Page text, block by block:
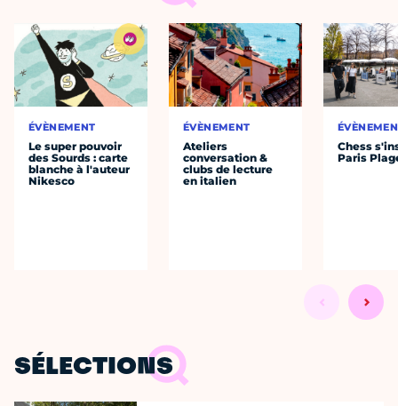
ÉVÈNEMENT
Le super pouvoir
des Sourds : carte
blanche à l'auteur
Nikesco
ÉVÈNEMENT
Ateliers
conversation &
clubs de lecture
en italien
Chess
Paris
SÉLECTIONS